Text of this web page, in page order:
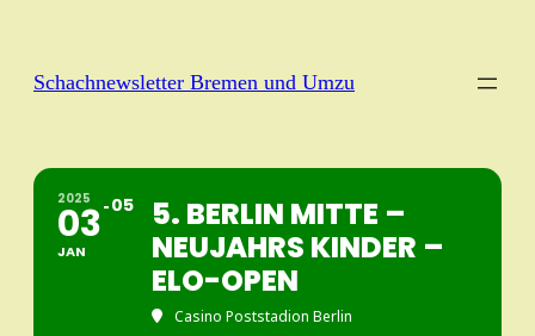
Schachnewsletter Bremen und Umzu
2025
03
JAN
05
5. BERLIN MITTE –
NEUJAHRS KINDER –
ELO-OPEN
Casino Poststadion Berlin